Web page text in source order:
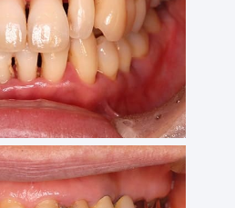
揺度
きる歯周病とは？
による被曝量
レントゲン検査でわかること
BOP
周ポケット検査
レントゲン検査